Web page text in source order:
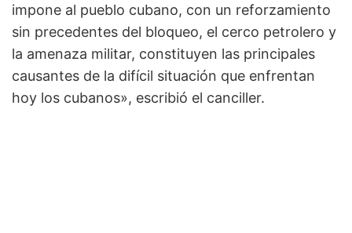
impone al pueblo cubano, con un reforzamiento
sin precedentes del bloqueo, el cerco petrolero y
la amenaza militar, constituyen las principales
causantes de la difícil situación que enfrentan
hoy los cubanos», escribió el canciller.